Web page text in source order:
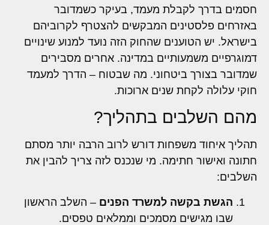
חסמים בדרך לקבלת מעמד, בעיקר כשמדובר
באזרחים פלסטינים המבקשים להצטרף לקרוביהם
בישראל. יש הטוענים שהחוק הזה נועד למנוע שינויים
דמוגרפיים משמעותיים במדינה. אחרים מסבירים
שמדובר בצורך ביטחוני. מה שבטוח – הדרך למעמד
חוקי עלולה לקחת שנים ארוכות.
מהם השלבים בתהליך?
תהליך איחוד משפחות דורש לרוב הרבה יותר מסתם
חתונה ואישור חתימה. מי שנכנס לזה צריך להבין את
השלבים:
הגשת בקשה למשרד הפנים – השלב הראשון
שבו מגישים מסמכים וממלאים טפסים.